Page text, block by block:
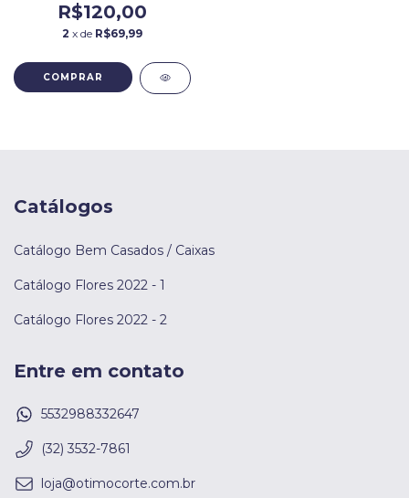
R$120,00
2 x de R$69,99
Catálogos
Catálogo Bem Casados / Caixas
Catálogo Flores 2022 - 1
Catálogo Flores 2022 - 2
Entre em contato
5532988332647
(32) 3532-7861
loja@otimocorte.com.br